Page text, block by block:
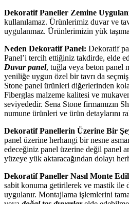
Dekoratif Paneller Zemine
kullanılamaz. Ürünlerimiz duvar ve
uygulanmaz. Ürünlerimizin yük
Neden Dekoratif Panel: Dekoratif
Panel’i tercih ettiğiniz takdirde, elde
Duvar panel, tuğla veya beton panel
yeniliğe uygun özel bir tavrı da
Stone panel ürünleri diğerlerinden
Fiberglas malzeme kalitesi ve
seviyededir. Sena Stone firmamızın
numune ürünleri ve ürün detaylarını
Dekoratif Panellerin Üzerine Bir
panel üzerine herhangi bir nesne
edeceğiniz panel üzerine değil panel
yüzeye yük aktaracağından dolayı
Dekoratif Paneller Nasıl Monte
sabit konuma getirilerek ve mastik ile
uygulanır. Montajlama işlemlerini